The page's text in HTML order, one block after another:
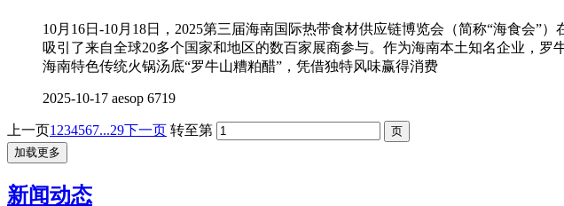
10月16日-10月18日，2025第三届海南国际热带食材供应链博览会（简称“海食会”
吸引了来自全球20多个国家和地区的数百家展商参与。作为海南本土知名企业，
海南特色传统火锅汤底“罗牛山糟粕醋”，凭借独特风味赢得消费
2025-10-17 aesop 6719
上一页1 234567...29下一页 转至第
加载更多
新闻动态